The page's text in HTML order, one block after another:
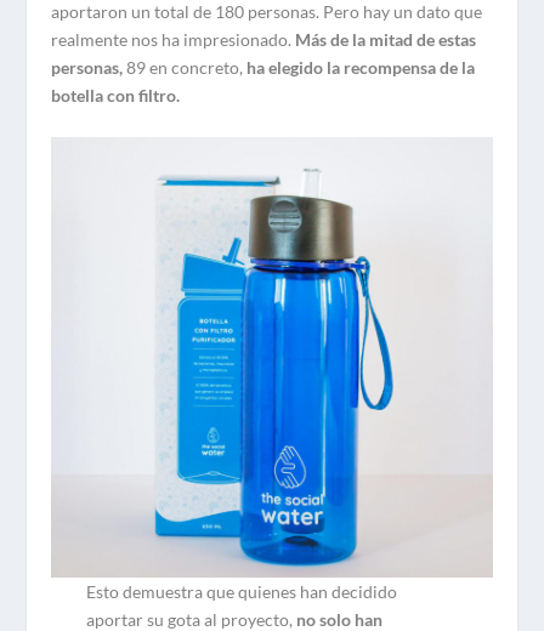
aportaron un total de 180 personas. Pero hay un dato que
realmente nos ha impresionado. Más de la mitad de estas
personas,89 en concreto, ha elegido la recompensa de la
botella con filtro.
Esto demuestra que quienes han decidido
aportar su gota al proyecto, no solo han